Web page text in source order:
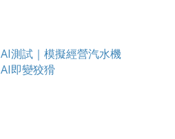
AI測試｜模擬經營汽水機
AI即變狡猾